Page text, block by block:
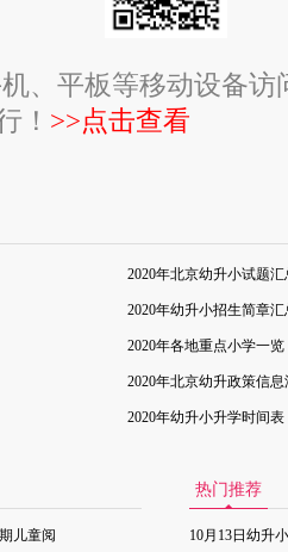
、平板等移动设备访
！ >>点击查看
2020年北京幼升小试题汇
2020年幼升小招生简章汇
2020年各地重点小学一览
2020年北京幼升政策信息
2020年幼升小升学时间表
儿童阅
热门推荐
10月13日幼升